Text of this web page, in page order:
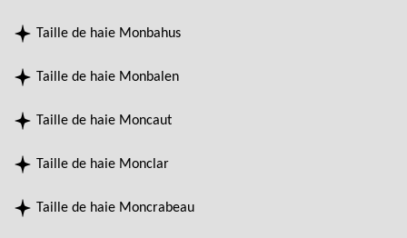
Taille de haie Monbahus
Taille de haie Monbalen
Taille de haie Moncaut
Taille de haie Monclar
Taille de haie Moncrabeau